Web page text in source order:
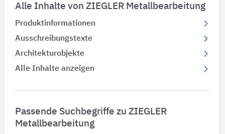
Alle Inhalte von ZIEGLER Metallbearbeitung
Produktinformationen
Ausschreibungstexte
Architekturobjekte
Alle Inhalte anzeigen
Passende Suchbegriffe zu ZIEGLER
Metallbearbeitung